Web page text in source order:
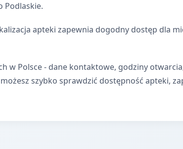
Podlaskie.
apteki zapewnia dogodny dostęp dla
w Polsce - dane kontaktowe, godziny
szybko sprawdzić dostępność apteki,